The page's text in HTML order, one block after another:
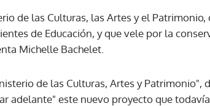
de las Culturas, las Artes y el
de Educación, y que vele por la
Michelle Bachelet.
de las Culturas, Artes y Patrimonio",
adelante" este nuevo proyecto que